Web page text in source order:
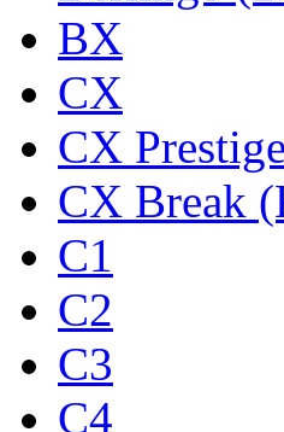
BX
CX
CX
CX Break
C1
C2
C3
C4